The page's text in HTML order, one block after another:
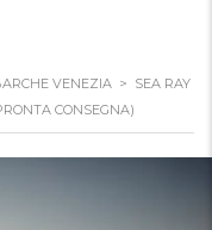
VENEZIA > SEA RAY
CONSEGNA)